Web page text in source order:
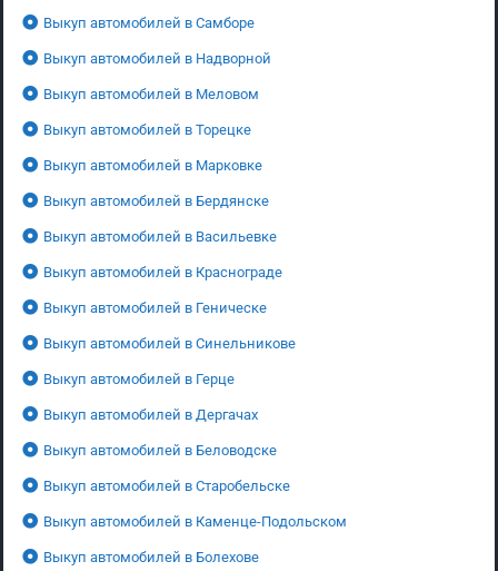
Выкуп автомобилей в Самборе
Выкуп автомобилей в Надворной
Выкуп автомобилей в Меловом
Выкуп автомобилей в Торецке
Выкуп автомобилей в Марковке
Выкуп автомобилей в Бердянске
Выкуп автомобилей в Васильевке
Выкуп автомобилей в Краснограде
Выкуп автомобилей в Геническе
Выкуп автомобилей в Синельникове
Выкуп автомобилей в Герце
Выкуп автомобилей в Дергачах
Выкуп автомобилей в Беловодске
Выкуп автомобилей в Старобельске
Выкуп автомобилей в Каменце-Подольском
Выкуп автомобилей в Болехове